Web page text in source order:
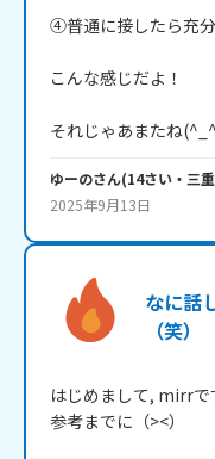
④普通に接したら充
こんな感じだよ！
それじゃあまたね
ゆーのさん(14さい・ 三重
2025年9月13日
なに話
（笑）
はじめまして, mirrで
参考までに（><）